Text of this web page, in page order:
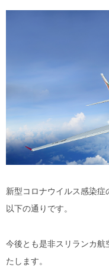
新型コロナウイルス感染
以下の通りです。
今後とも是非スリランカ
たします。